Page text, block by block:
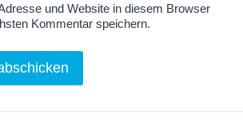
und Website in diesem Browser
Kommentar speichern.